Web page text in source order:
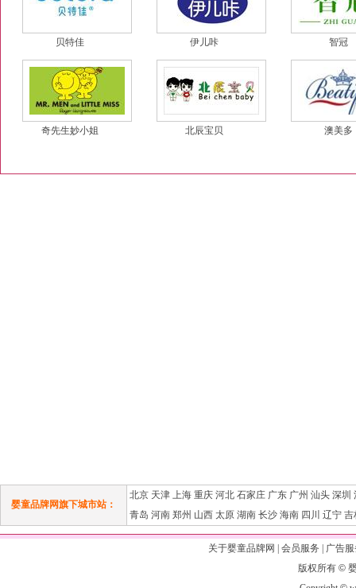
贝特佳 伊儿咔 智冠
奇先生妙小姐 北辰宝贝 澳美多
婴童品牌网旗下城市站：
北京 天津 上海 重庆 河北 石家庄 广东 广州 汕头 深圳
青岛 河南 郑州 山西 太原 湖南 长沙 海南 四川 辽宁 吉
关于婴童品牌网 会员服务
广告
版权所有 ©